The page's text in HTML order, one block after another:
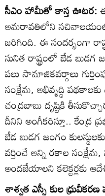
సీఎం హామీతో కాస్త ఊటర:
అమరావతిలోని సచివాలయంలో
జరిగింది. ఈ సందర్భంగా
సునిత రాష్ట్రంలో బేడ
పలు సామాజికవర్గాలు
సంక్షేమ, అభివృద్ధి
చంద్రబాబు దృష్టికి
దీనిని అంగీకరిస్తూ.. కేంద్ర
బేడ బుడగ జంగం
వర్తించే అన్ని రకాల సంక్షేమ,
అందజేయాలని కలెక్టర్లకు
శాశ్వత ఎస్సీ కుల